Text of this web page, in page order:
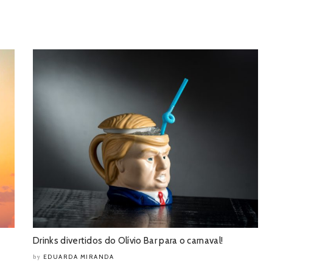
Drinks divertidos do Olívio Bar para o carnaval!
by EDUARDA MIRANDA